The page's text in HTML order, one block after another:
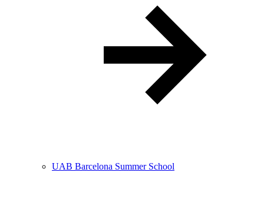
UAB Barcelona Summer School